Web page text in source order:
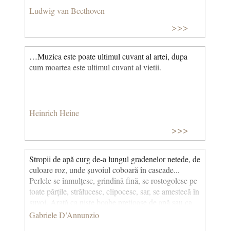
Ludwig van Beethoven
>>>
…Muzica este poate ultimul cuvant al artei, dupa
cum moartea este ultimul cuvant al vietii.
Heinrich Heine
>>>
Stropii de apă curg de-a lungul gradenelor netede, de
culoare roz, unde șuvoiul coboară în cascade...
Perlele se înmulțesc, grindină fină, se rostogolesc pe
toate părțile, strălucesc, clipocesc, sar, se amestecă în
șuvoi. Arată ca niște boabe prețioase de apă sau ca
picături de frumusețe curgătoare: acestea sunt
Gabriele D’Annunzio